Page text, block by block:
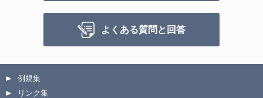
よくある質問と回答
例規集
リンク集